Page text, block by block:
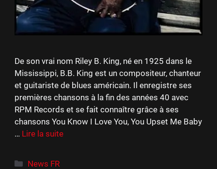
De son vrai nom Riley B. King, né en 1925 dans le
Mississippi, B.B. King est un compositeur, chanteur
et guitariste de blues américain. Il enregistre ses
premières chansons à la fin des années 40 avec
RPM Records et se fait connaître grâce à ses
chansons You Know I Love You, You Upset Me Baby
… Lire la suite
Catégories
News FR